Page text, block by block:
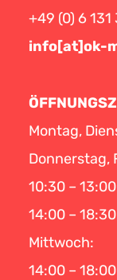
+49 (0) 6 131
info[at]ok-
Montag,
Donnerstag,
10:30 –
14:00 –
Mittwoch:
14:00 –